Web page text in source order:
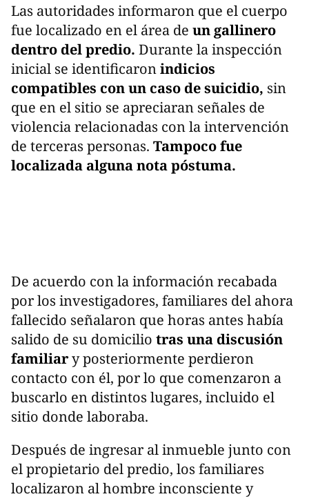
Las autoridades informaron que el cuerpo
fue localizado en el área de un gallinero
dentro del predio. Durante la inspección
inicial se identificaronindicios
compatibles con un caso de suicidio, sin
que en el sitio se apreciaran señales de
violencia relacionadas con la intervención
de terceras personas. Tampoco fue
localizada alguna nota póstuma.
De acuerdo con la información recabada
por los investigadores, familiares del ahora
fallecido señalaron que horas antes había
salido de su domicilio tras una discusión
familiary posteriormente perdieron
contacto con él, por lo que comenzaron a
buscarlo en distintos lugares, incluido el
sitio donde laboraba.
Después de ingresar al inmueble junto con
el propietario del predio, los familiares
localizaron al hombre inconsciente y